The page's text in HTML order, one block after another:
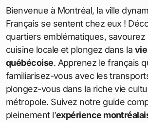
Bienvenue à Montréal, la ville dynamique où les
Français se sentent chez eux !
quartiers emblématiques, savourez
cuisine locale et plongez dans la
québécoise. Apprenez le français
familiarisez-vous avec les
plongez-vous dans la riche vie
métropole. Suivez notre guide
pleinement l’expérience